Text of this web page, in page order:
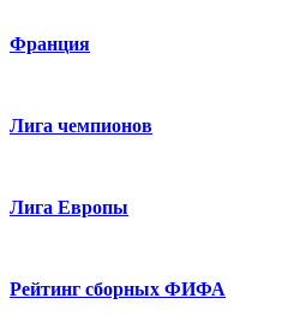
Франция
Лига чемпионов
Лига Европы
Рейтинг сборных ФИФА